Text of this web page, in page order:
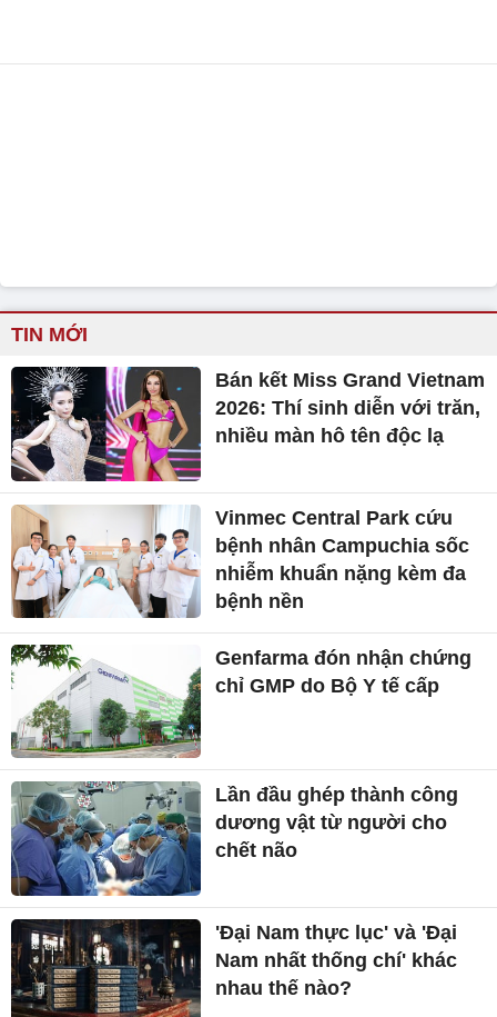
TIN MỚI
Bán kết Miss Grand Vietnam
2026: Thí sinh diễn với trăn,
nhiều màn hô tên độc lạ
Vinmec Central Park cứu
bệnh nhân Campuchia sốc
nhiễm khuẩn nặng kèm đa
bệnh nền
Genfarma đón nhận chứng
chỉ GMP do Bộ Y tế cấp
Lần đầu ghép thành công
dương vật từ người cho
chết não
'Đại Nam thực lục' và 'Đại
Nam nhất thống chí' khác
nhau thế nào?